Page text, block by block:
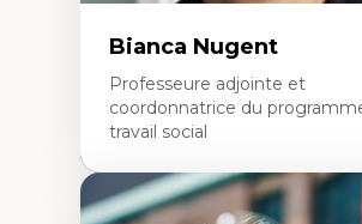
Bianca Nugent
Professeure adjointe et
coordonnatrice du
travail social
Expertises